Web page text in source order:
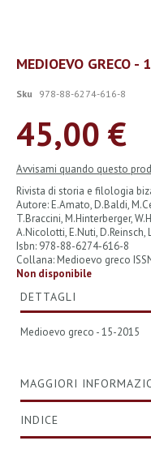
Vai
all'inizio
galleria
immagini
MEDIOEVO GRECO -
Sku 978-88-6274-616-8
45,00 €
Avvisami quando questo
Rivista di storia e filologia
Autore: E.Amato, D.Baldi,
T.Braccini, M.Hinterberger,
A.Nicolotti, E.Nuti, D.Reinsch,
Isbn: 978-88-6274-616-8
Collana: Medioevo greco
Non disponibile
DETTAGLI
Medioevo greco - 15-2015
MAGGIORI
INDICE